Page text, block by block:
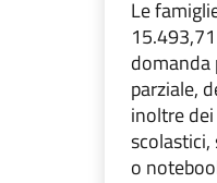
Le
domanda
parziale,
inoltre
o